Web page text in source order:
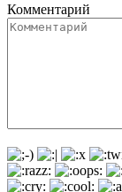
Комментарий